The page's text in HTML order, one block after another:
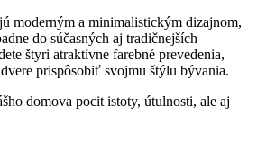
moderným a minimalistickým dizajnom,
do súčasných aj tradičnejších
štyri atraktívne farebné prevedenia,
prispôsobiť svojmu štýlu bývania.
domova pocit istoty, útulnosti, ale aj